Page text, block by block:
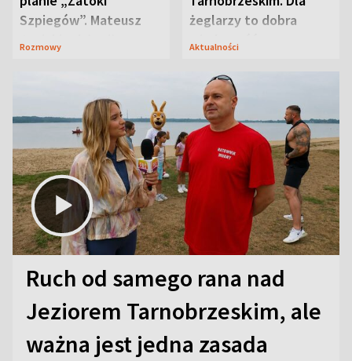
Szpiegów”. Mateusz
Janicki odsłonił
Rozmowy
żeglarzy to dobra
wiadomość
Aktualności
Ruch od samego rana nad
Jeziorem Tarnobrzeskim, ale
ważna jest jedna zasada